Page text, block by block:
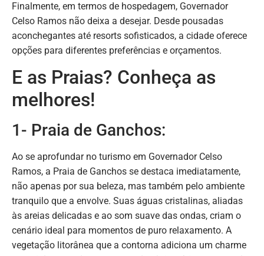
Finalmente, em termos de hospedagem, Governador
Celso Ramos não deixa a desejar. Desde pousadas
aconchegantes até resorts sofisticados, a cidade oferece
opções para diferentes preferências e orçamentos.
E as Praias? Conheça as
melhores!
1- Praia de Ganchos:
Ao se aprofundar no turismo em Governador Celso
Ramos, a Praia de Ganchos se destaca imediatamente,
não apenas por sua beleza, mas também pelo ambiente
tranquilo que a envolve. Suas águas cristalinas, aliadas
às areias delicadas e ao som suave das ondas, criam o
cenário ideal para momentos de puro relaxamento. A
vegetação litorânea que a contorna adiciona um charme